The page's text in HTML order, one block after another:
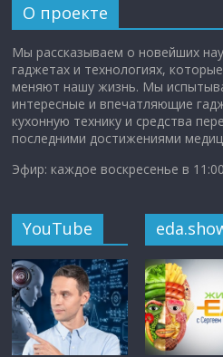
О проекте
Мы рассказываем о новейших
гаджетах и технологиях,
меняют нашу жизнь. Мы
интересные и впечатляющие
кухонную технику и средства
последними достижениями
Эфир: каждое воскресенье в
YouTube